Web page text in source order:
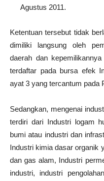
Agustus 2011.
Ketentuan tersebut tidak
dimiliki langsung oleh
daerah dan
terdaftar pada bursa efek
ayat 3 yang tercantum pada
Sedangkan, mengenai
terdiri dari Industri logam
bumi atau industri dan
Industri kimia dasar organik
dan gas alam, Industri
industri, industri